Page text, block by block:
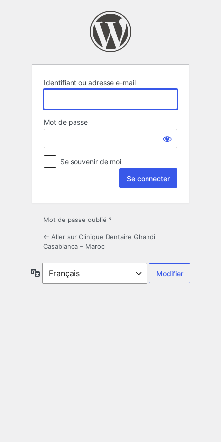
Identifiant ou adresse e-mail
Mot de passe
Se souvenir de moi
Mot de passe oublié ?
← Aller sur Clinique Dentaire Ghandi
Casablanca – Maroc
Langue